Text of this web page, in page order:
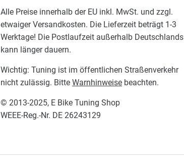
Alle Preise innerhalb der EU inkl. MwSt. und zzgl.
etwaiger Versandkosten. Die Lieferzeit beträgt 1-3
Werktage! Die Postlaufzeit außerhalb Deutschlands
kann länger dauern.
Wichtig: Tuning ist im öffentlichen Straßenverkehr
nicht zulässig. Bitte Warnhinweise beachten.
© 2013-2025, E Bike Tuning Shop
WEEE-Reg.-Nr. DE 26243129